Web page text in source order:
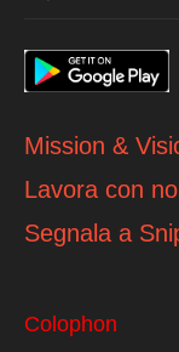
Mission &
Lavora con
Segnala a
Colophon